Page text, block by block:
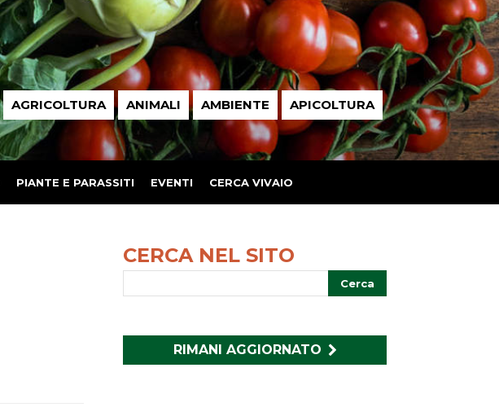
AGRICOLTURA ANIMALI AMBIENTE APICOLTURA
PIANTE E PARASSITI EVENTI CERCA VIVAIO
CERCA NEL SITO
RIMANI AGGIORNATO